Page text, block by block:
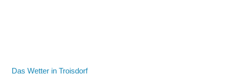
Das Wetter in Troisdorf